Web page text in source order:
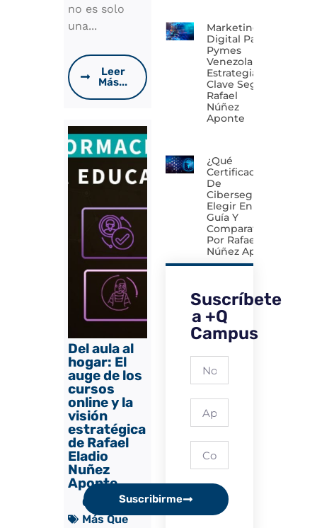
no es solo
una...
Leer
Más...
Del aula al
hogar: El
auge de los
cursos
online y la
visión
estratégica
de Rafael
Eladio
Nuñez
Aponte
Categorías:
Más Que
Marketing
Digital Para
Pymes
Venezolanas:
Estrategias
Clave Según
Rafael
Núñez
Aponte
¿Qué
Certificación
De
Ciberseguridad
Elegir En 2026?
Guía Y
Comparativa
Por Rafael
Núñez Aponte
Suscríbete
a +Q
Campus
Suscribirme